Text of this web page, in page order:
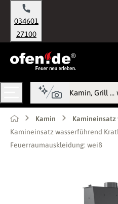
springen
034601
27100
Kamin
Kamineinsatz
Kamineinsatz wasserführend
Feuerraumauskleidung: weiß